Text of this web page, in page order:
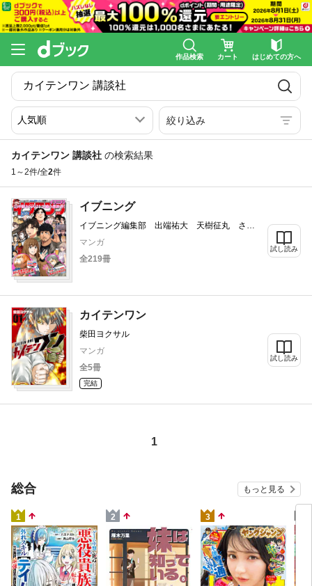
作品検索 カート はじめての方へ
絞り込み
カイテンワン 講談社 の検索結果
1～2件/全2件
イブニング
イブニング編集部 出端祐大 天樹征丸 さと
うふみや 佐藤友生 五十嵐律人 束ユムコ
サ 赤名修 松本明澄 サライネス 松本ひで
ずしな孝之 前田悠 清水茜
マンガ
全219冊
試し読み
カイテンワン
柴田ヨクサル
マンガ
全5冊
完結
試し読み
1
総合 もっと見る
1 2 3